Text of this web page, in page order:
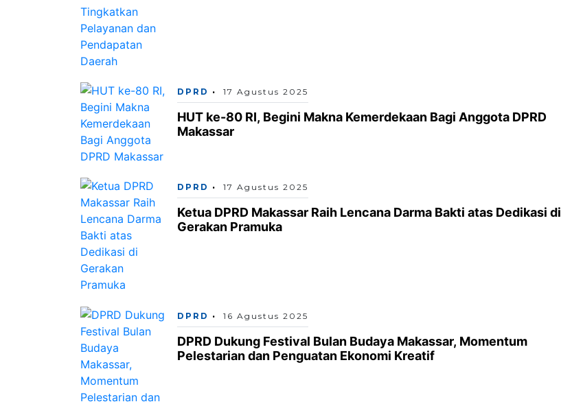
DPRD 17 Agustus 2025
HUT ke-80 RI, Begini Makna Kemerdekaan Bagi Anggota DPRD
Makassar
DPRD 17 Agustus 2025
Ketua DPRD Makassar Raih Lencana Darma Bakti atas Dedikasi di
Gerakan Pramuka
DPRD 16 Agustus 2025
DPRD Dukung Festival Bulan Budaya Makassar, Momentum
Pelestarian dan Penguatan Ekonomi Kreatif